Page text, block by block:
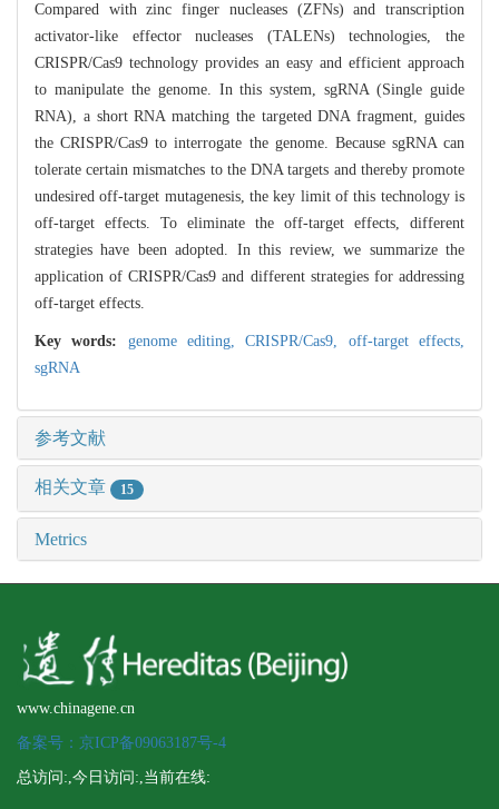
Compared with zinc finger nucleases (ZFNs) and transcription
activator-like effector nucleases (TALENs) technologies, the
CRISPR/Cas9 technology provides an easy and efficient approach
to manipulate the genome. In this system, sgRNA (Single guide
RNA), a short RNA matching the targeted DNA fragment, guides
the CRISPR/Cas9 to interrogate the genome. Because sgRNA can
tolerate certain mismatches to the DNA targets and thereby promote
undesired off-target mutagenesis, the key limit of this technology is
off-target effects. To eliminate the off-target effects, different
strategies have been adopted. In this review, we summarize the
application of CRISPR/Cas9 and different strategies for addressing
off-target effects.
Key words: genome editing,CRISPR/Cas9, off-target effects,
sgRNA
参考文献
相关文章 15
Metrics
www.chinagene.cn
备案号：京ICP备09063187号-4
总访问:,今日访问:,当前在线: